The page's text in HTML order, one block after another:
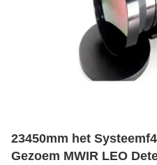
23450mm het
Gezoem MWIR LEO